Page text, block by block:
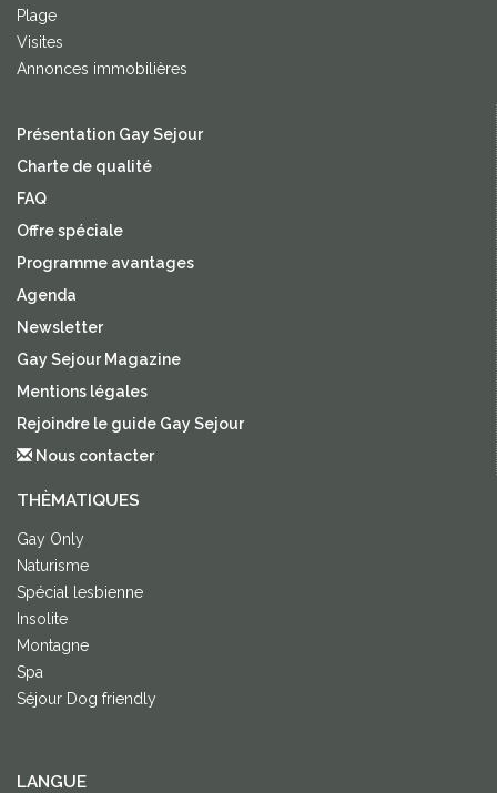
Plage
Visites
Annonces immobilières
Présentation Gay Sejour
Charte de qualité
FAQ
Offre spéciale
Programme avantages
Agenda
Newsletter
Gay Sejour Magazine
Mentions légales
Rejoindre le guide Gay Sejour
Nous contacter
THÈMATIQUES
Gay Only
Naturisme
Spécial lesbienne
Insolite
Montagne
Spa
Séjour Dog friendly
LANGUE